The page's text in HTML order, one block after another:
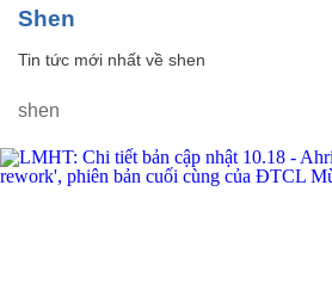
shen
Tin tức mới nhất về shen
shen